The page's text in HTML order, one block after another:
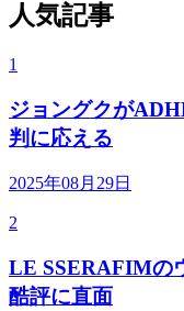
人気記事
1
ジョングクが
判に応える
2025年08月29日
2
LE SSERAFIMの
酷評に直面